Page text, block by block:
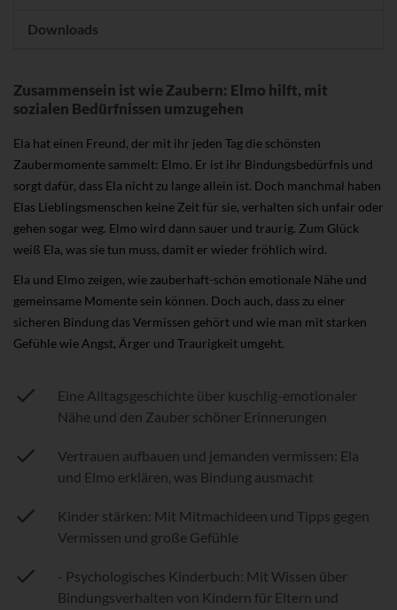
Downloads
Zusammensein ist wie Zaubern: Elmo hilft, mit
sozialen Bedürfnissen umzugehen
Ela hat einen Freund, der mit ihr jeden Tag die schönsten
Zaubermomente sammelt: Elmo. Er ist ihr Bindungsbedürfnis und
sorgt dafür, dass Ela nicht zu lange allein ist. Doch manchmal haben
Elas Lieblingsmenschen keine Zeit für sie, verhalten sich unfair oder
gehen sogar weg. Elmo wird dann sauer und traurig. Zum Glück
weiß Ela, was sie tun muss, damit er wieder fröhlich wird.
Ela und Elmo zeigen, wie zauberhaft-schön emotionale Nähe und
gemeinsame Momente sein können. Doch auch, dass zu einer
sicheren Bindung das Vermissen gehört und wie man mit starken
Gefühle wie Angst, Ärger und Traurigkeit umgeht.
Eine Alltagsgeschichte über kuschlig-emotionaler
Nähe und den Zauber schöner Erinnerungen
Vertrauen aufbauen und jemanden vermissen: Ela
und Elmo erklären, was Bindung ausmacht
Kinder stärken: Mit Mitmachideen und Tipps gegen
Vermissen und große Gefühle
- Psychologisches Kinderbuch: Mit Wissen über
Bindungsverhalten von Kindern für Eltern und